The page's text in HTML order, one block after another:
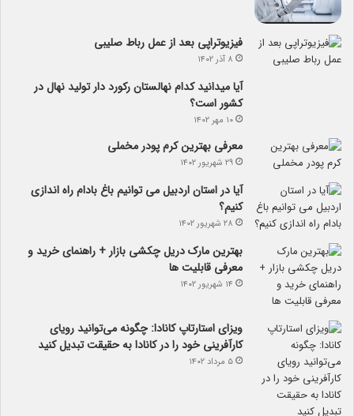
فیزیوتراپی بعد از عمل رباط صلیبی
۸ آذر ۱۴۰۲
آیا می­دانید کدام نهالستان رکورد دار تولید نهال­ در
کشور است؟
۱۰ مهر ۱۴۰۲
معرفی بهترین کرم پودر مخملی
۲۹ شهریور ۱۴۰۲
آیا در استان اردبیل می توانیم باغ بادام راه اندازی
کنیم؟
۲۸ شهریور ۱۴۰۲
بهترین مارک دریل چکشی بازار + راهنمای خرید و
معرفی قابلیت ها
۱۴ شهریور ۱۴۰۲
ویزای استارتاپ کانادا: چگونه می‌توانید رویای
کارآفرینی خود را در کانادا به حقیقت تبدیل کنید
۵ مرداد ۱۴۰۲